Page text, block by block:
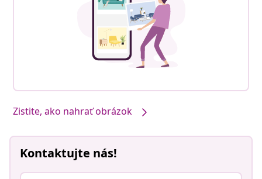
Zistite, ako nahrať obrázok
Kontaktujte nás!